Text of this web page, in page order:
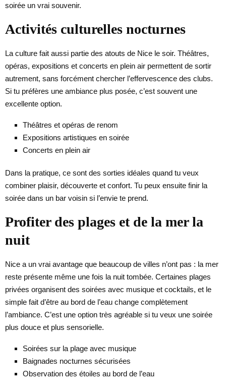
soirée un vrai souvenir.
Activités culturelles nocturnes
La culture fait aussi partie des atouts de Nice le soir. Théâtres,
opéras, expositions et concerts en plein air permettent de sortir
autrement, sans forcément chercher l’effervescence des clubs.
Si tu préfères une ambiance plus posée, c’est souvent une
excellente option.
Théâtres et opéras de renom
Expositions artistiques en soirée
Concerts en plein air
Dans la pratique, ce sont des sorties idéales quand tu veux
combiner plaisir, découverte et confort. Tu peux ensuite finir la
soirée dans un bar voisin si l’envie te prend.
Profiter des plages et de la mer la
nuit
Nice a un vrai avantage que beaucoup de villes n’ont pas : la mer
reste présente même une fois la nuit tombée. Certaines plages
privées organisent des soirées avec musique et cocktails, et le
simple fait d’être au bord de l’eau change complètement
l’ambiance. C’est une option très agréable si tu veux une soirée
plus douce et plus sensorielle.
Soirées sur la plage avec musique
Baignades nocturnes sécurisées
Observation des étoiles au bord de l’eau